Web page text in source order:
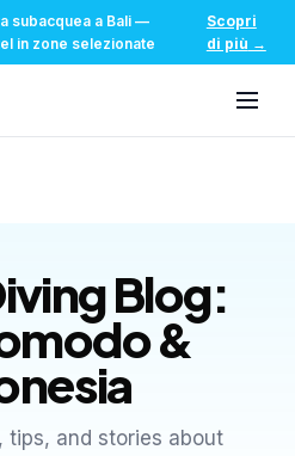
subacquea a Bali —
in zone selezionate
Scopri
di più →
Blog:
&
tips, and stories about